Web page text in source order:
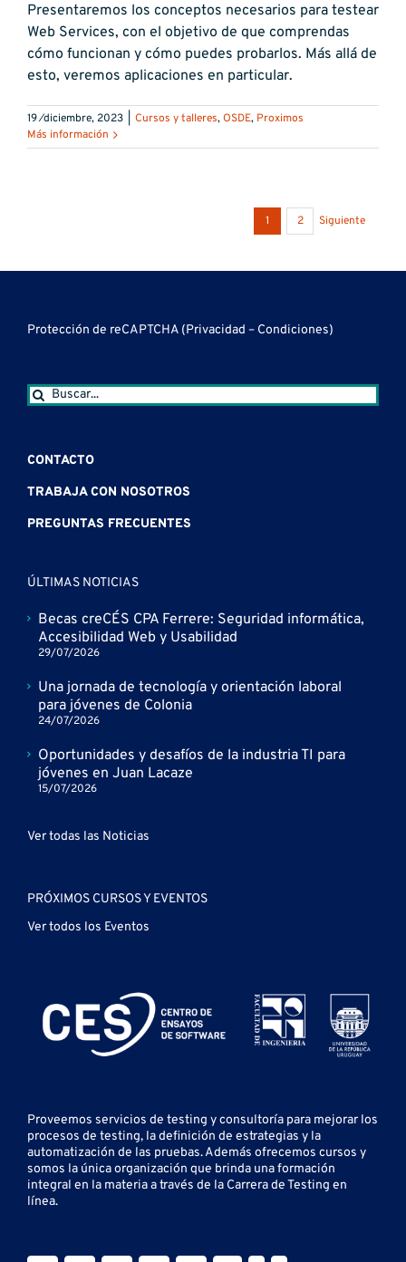
Presentaremos los conceptos necesarios para testear
Web Services, con el objetivo de que comprendas
cómo funcionan y cómo puedes probarlos. Más allá de
esto, veremos aplicaciones en particular.
19 ⁄diciembre, 2023 Cursos y talleres,OSDE, Proximos
Más información
1 2 Siguiente
Protección de reCAPTCHA (Privacidad – Condiciones)
Buscar:
CONTACTO
TRABAJA CON NOSOTROS
PREGUNTAS FRECUENTES
ÚLTIMAS NOTICIAS
Becas creCÉS CPA Ferrere: Seguridad informática,
Accesibilidad Web y Usabilidad
29/07/2026
Una jornada de tecnología y orientación laboral
para jóvenes de Colonia
24/07/2026
Oportunidades y desafíos de la industria TI para
jóvenes en Juan Lacaze
15/07/2026
Ver todas las Noticias
PRÓXIMOS CURSOS Y EVENTOS
Ver todos los Eventos
Proveemos servicios de testing yconsultoría para mejorar los
procesos de testing, la definición de estrategias y la
automatización de las pruebas.Además ofrecemos cursos y
somos la única organización que brinda una formación
integral en la materia a través de la Carrera de Testing en
línea.